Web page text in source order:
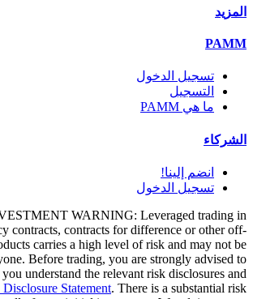
المزيد
PAMM
تسجيل الدخول
التسجيل
ما هي PAMM
الشركاء
انضم إلينا!
تسجيل الدخول
WARNING: Leveraged trading in
contracts, contracts for difference or other off-
carries a high level of risk and may not be
Before trading, you are strongly advised to
understand the relevant risk disclosures and
Statement. There is a substantial risk